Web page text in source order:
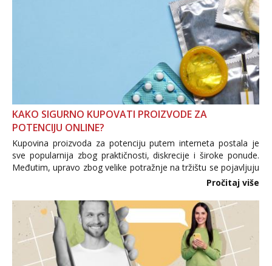
KAKO SIGURNO KUPOVATI PROIZVODE ZA
POTENCIJU ONLINE?
Kupovina proizvoda za potenciju putem interneta postala je
sve popularnija zbog praktičnosti, diskrecije i široke ponude.
Međutim, upravo zbog velike potražnje na tržištu se pojavljuju
i brojni krivotvoreni proizvodi, nepouzdane internetske
Pročitaj više